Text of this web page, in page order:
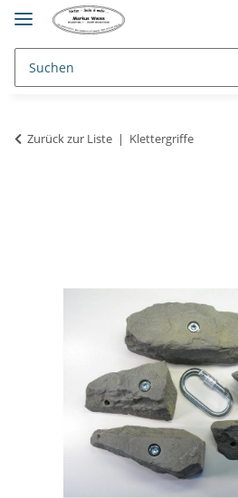
Zurück zur Liste Klettergriffe